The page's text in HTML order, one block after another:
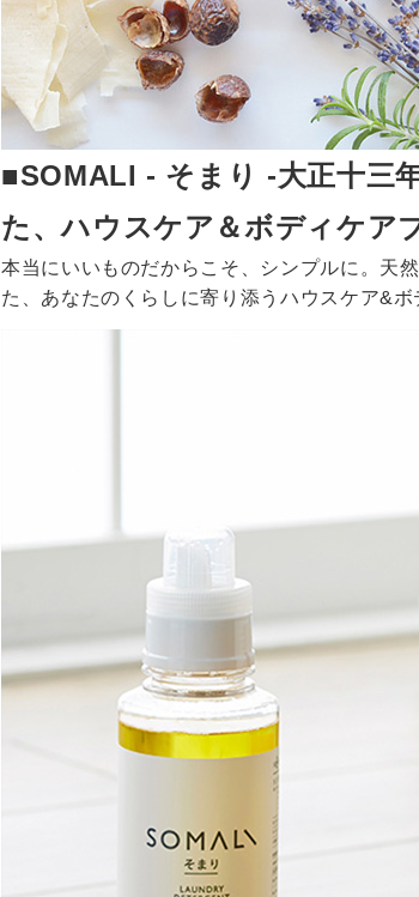
■SOMALI - そまり -大正十三
た、ハウスケア＆ボディケア
本当にいいものだからこそ、シンプルに。天
た、あなたのくらしに寄り添うハウスケア&ボ